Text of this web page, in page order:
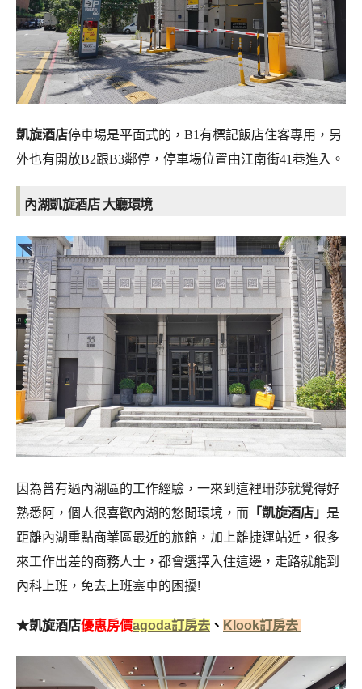
凱旋酒店停車場是平面式的，B1有標記飯店住客專用，另
外也有開放B2跟B3鄰停，停車場位置由江南街41巷進入。
內湖凱旋酒店 大廳環境
因為曾有過內湖區的工作經驗，一來到這裡珊莎就覺得好
熟悉阿，個人很喜歡內湖的悠閒環境，而 「凱旋酒店」 是
距離內湖重點商業區最近的旅館，加上離捷運站近，很多
來工作出差的商務人士，都會選擇入住這邊，走路就能到
內科上班，免去上班塞車的困擾!
★凱旋酒店優惠房價agoda訂房去 、 Klook訂房去